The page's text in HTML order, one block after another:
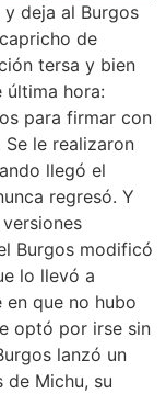
deja al Burgos
de
tersa y bien
última hora:
para firmar con
le realizaron
llegó el
regresó. Y
Burgos modificó
lo llevó a
en que no hubo
optó por irse sin
lanzó un
de Michu, su